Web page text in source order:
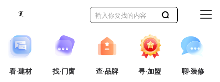
看·建材 找·门窗 查·品牌 寻·加盟 聊·装修